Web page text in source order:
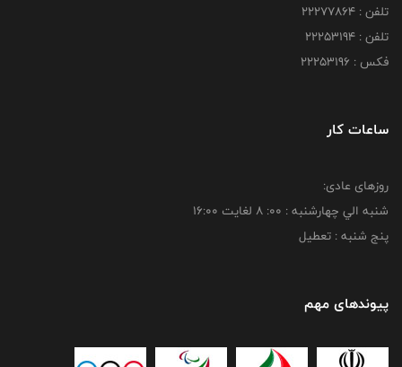
تلفن : 22277864
تلفن : 22253194
فکس : 22253196
ساعات کار
روزهای عادی:
شنبه الي چهارشنبه : 00: 8 لغايت 16:00
پنج شنبه : تعطیل
پیوندهای مهم